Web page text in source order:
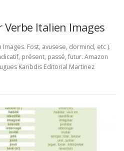
Italien Images
Fost, avusese, dormind, etc ).
présent, passé, futur. Amazon
Karibdis Editorial Martinez